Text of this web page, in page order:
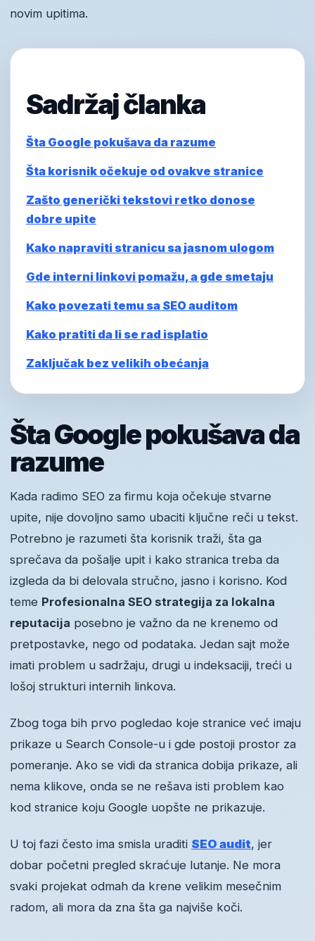
novim upitima.
Sadržaj članka
Šta Google pokušava da razume
Šta korisnik očekuje od ovakve stranice
Zašto generički tekstovi retko donose
dobre upite
Kako napraviti stranicu sa jasnom ulogom
Gde interni linkovi pomažu, a gde smetaju
Kako povezati temu sa SEO auditom
Kako pratiti da li se rad isplatio
Zaključak bez velikih obećanja
Šta Google pokušava da
razume
Kada radimo SEO za firmu koja očekuje stvarne
upite, nije dovoljno samo ubaciti ključne reči u tekst.
Potrebno je razumeti šta korisnik traži, šta ga
sprečava da pošalje upit i kako stranica treba da
izgleda da bi delovala stručno, jasno i korisno. Kod
teme Profesionalna SEO strategija za lokalna
reputacija posebno je važno da ne krenemo od
pretpostavke, nego od podataka. Jedan sajt može
imati problem u sadržaju, drugi u indeksaciji, treći u
lošoj strukturi internih linkova.
Zbog toga bih prvo pogledao koje stranice već imaju
prikaze u Search Console-u i gde postoji prostor za
pomeranje. Ako se vidi da stranica dobija prikaze, ali
nema klikove, onda se ne rešava isti problem kao
kod stranice koju Google uopšte ne prikazuje.
U toj fazi često ima smisla uraditi SEO audit, jer
dobar početni pregled skraćuje lutanje. Ne mora
svaki projekat odmah da krene velikim mesečnim
radom, ali mora da zna šta ga najviše koči.